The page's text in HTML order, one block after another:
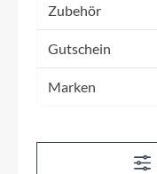
Zubehör
Gutschein
Marken